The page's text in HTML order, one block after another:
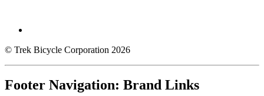
© Trek Bicycle Corporation 2026
Footer Navigation: Brand Links